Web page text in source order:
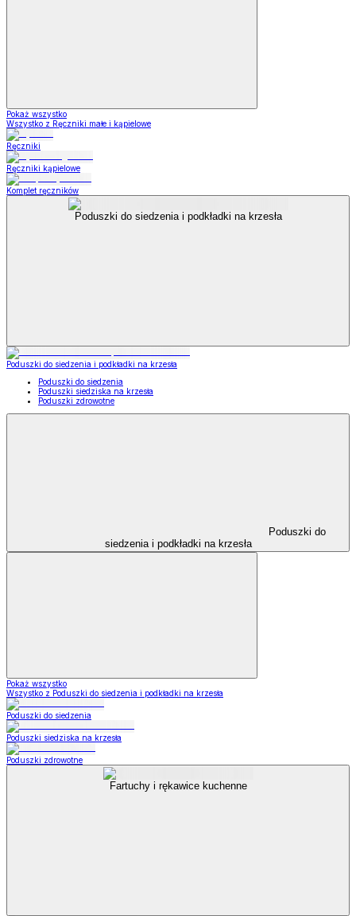
Pokaż wszystko
Wszystko z Ręczniki małe i kąpielowe
Ręczniki
Ręczniki kąpielowe
Komplet ręczników
Poduszki do siedzenia i podkładki na krzesła
Poduszki do siedzenia i podkładki na krzesła
Poduszki do siedzenia
Poduszki siedziska na krzesła
Poduszki zdrowotne
Poduszki do
siedzenia i podkładki na krzesła
Pokaż wszystko
Wszystko z Poduszki do siedzenia i podkładki na krzesła
Poduszki do siedzenia
Poduszki siedziska na krzesła
Poduszki zdrowotne
Fartuchy i rękawice kuchenne